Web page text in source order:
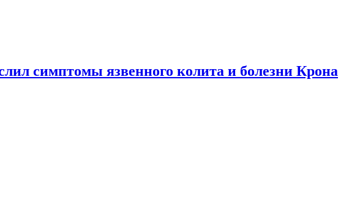
симптомы язвенного колита и болезни Крона